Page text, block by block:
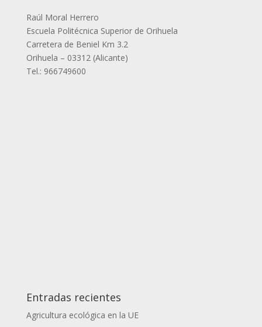
Raúl Moral Herrero
Escuela Politécnica Superior de Orihuela
Carretera de Beniel Km 3.2
Orihuela – 03312 (Alicante)
Tel.: 966749600
Entradas recientes
Agricultura ecológica en la UE